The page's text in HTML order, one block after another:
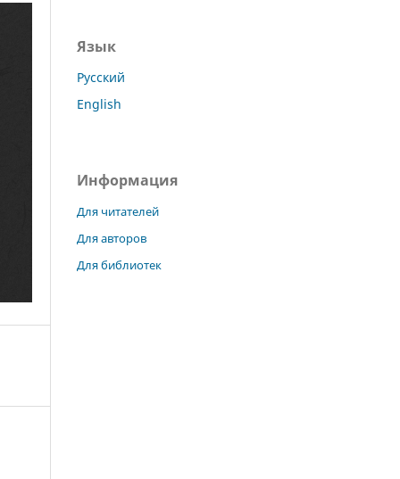
Язык
Русский
English
Информация
Для читателей
Для авторов
Для библиотек